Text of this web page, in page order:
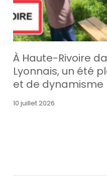
À Haute-Rivoire
Lyonnais, un été
et de dynamisme
10 juillet 2026